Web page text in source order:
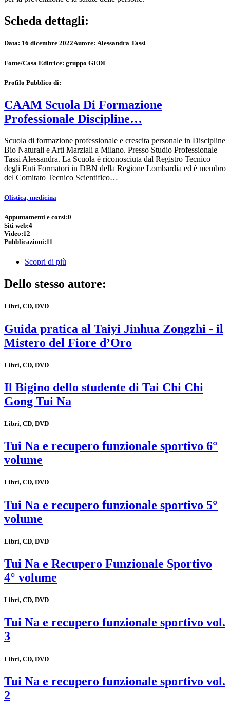
Scheda dettagli:
Data: 16 dicembre 2022Autore: Alessandra Tassi
Fonte/Casa Editrice: gruppo GEDI
Profilo Pubblico di:
CAAM Scuola Di Formazione
Professionale Discipline…
Scuola di formazione professionale e crescita personale in Discipline
Bio Naturali e Arti Marziali a Milano. Presso Studio Professionale
Tassi Alessandra. La Scuola è riconosciuta dal Registro Tecnico
degli Enti Formatori in DBN della Regione Lombardia ed è membro
del Comitato Tecnico Scientifico…
Olistica, medicina
Appuntamenti e corsi:0
Siti web:4
Video:12
Pubblicazioni:11
Scopri di più
Dello stesso autore:
Libri, CD, DVD
Guida pratica al Taiyi Jinhua Zongzhi - il
Mistero del Fiore d’Oro
Libri, CD, DVD
Il Bigino dello studente di Tai Chi Chi
Gong Tui Na
Libri, CD, DVD
Tui Na e recupero funzionale sportivo 6°
volume
Libri, CD, DVD
Tui Na e recupero funzionale sportivo 5°
volume
Libri, CD, DVD
Tui Na e Recupero Funzionale Sportivo
4° volume
Libri, CD, DVD
Tui Na e recupero funzionale sportivo vol.
3
Libri, CD, DVD
Tui Na e recupero funzionale sportivo vol.
2